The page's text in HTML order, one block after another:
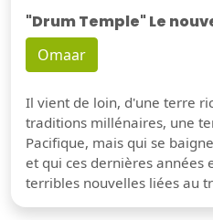
"Drum Temple" Le
Omaar
Il vient de loin, d'une terre
traditions millénaires, une
Pacifique, mais qui se
et qui ces dernières années
terribles nouvelles liées au